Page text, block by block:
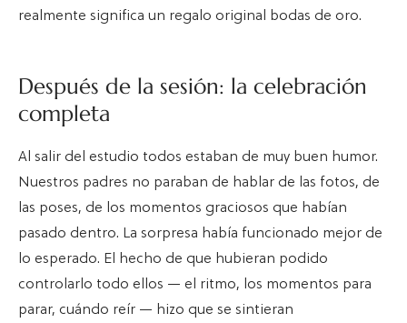
realmente significa un regalo original bodas de oro.
Después de la sesión: la celebración
completa
Al salir del estudio todos estaban de muy buen humor.
Nuestros padres no paraban de hablar de las fotos, de
las poses, de los momentos graciosos que habían
pasado dentro. La sorpresa había funcionado mejor de
lo esperado. El hecho de que hubieran podido
controlarlo todo ellos — el ritmo, los momentos para
parar, cuándo reír — hizo que se sintieran